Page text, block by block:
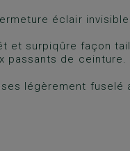
éclair
et surpiqûre façon
passants de ceinture.
légèrement fuselé